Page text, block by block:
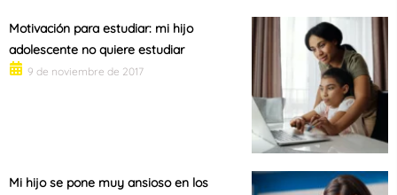
Motivación para estudiar: mi hijo
adolescente no quiere estudiar
9 de noviembre de 2017
Mi hijo se pone muy ansioso en los